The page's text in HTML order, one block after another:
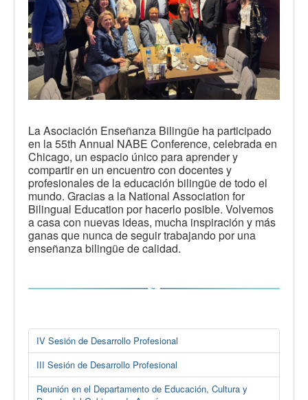
La Asociación Enseñanza Bilingüe ha participado
en la 55th Annual NABE Conference, celebrada en
Chicago, un espacio único para aprender y
compartir en un encuentro con docentes y
profesionales de la educación bilingüe de todo el
mundo. Gracias a la National Association for
Bilingual Education por hacerlo posible. Volvemos
a casa con nuevas ideas, mucha inspiración y más
ganas que nunca de seguir trabajando por una
enseñanza bilingüe de calidad.
IV Sesión de Desarrollo Profesional
III Sesión de Desarrollo Profesional
Reunión en el Departamento de Educación, Cultura y